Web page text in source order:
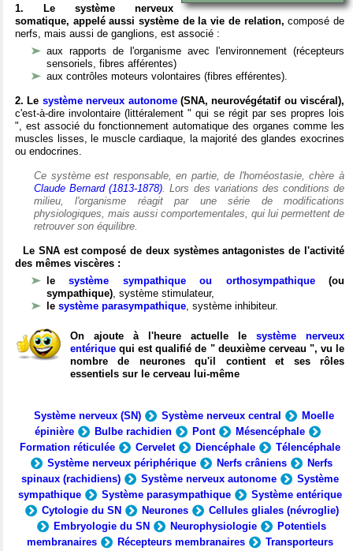
1. Le système nerveux
somatique, appelé aussi système de la vie de relation, composé de
nerfs, mais aussi de ganglions, est associé :
aux rapports de l'organisme avec l'environnement (récepteurs
sensoriels, fibres afférentes)
aux contrôles moteurs volontaires (fibres efférentes).
2. Le système nerveux autonome(SNA, neurovégétatif ou viscéral),
c'est-à-dire involontaire (littéralement " qui se régit par ses propres lois
", est associé du fonctionnement automatique des organes comme les
muscles lisses, le muscle cardiaque, la majorité des glandes exocrines
ou endocrines.
Ce système est responsable, en partie, de l'homéostasie, chère à
Claude Bernard (1813-1878). Lors des variations des conditions de
milieu, l'organisme réagit par une série de modifications
physiologiques, mais aussi comportementales, qui lui permettent de
retrouver son équilibre.
Le SNA est composé de deux systèmes antagonistes de l'activité
des mêmes viscères :
lesystème sympathique ou orthosympathique(ou
sympathique), système stimulateur,
le système parasympathique, système inhibiteur.
On ajoute à l'heure actuelle le système nerveux
entérique qui est qualifié de " deuxième cerveau ", vu le
nombre de neurones qu'il contient et ses rôles
essentiels sur le cerveau lui-même
Système nerveux (SN) Système nerveux central
Moelle
épinière
Bulbe rachidien Pont
Mésencéphale
Formation réticulée
Cervelet Diencéphale
Télencéphale
Système nerveux périphérique
Nerfs crâniens
Nerfs
spinaux (rachidiens)
Système nerveux autonome
Système
sympathique
Système parasympathique
Système entérique
Cytologie du SN
Neurones
Cellules gliales (névroglie)
Embryologie du SN
Neurophysiologie
Potentiels
membranaires
Récepteurs membranaires
Transporteurs